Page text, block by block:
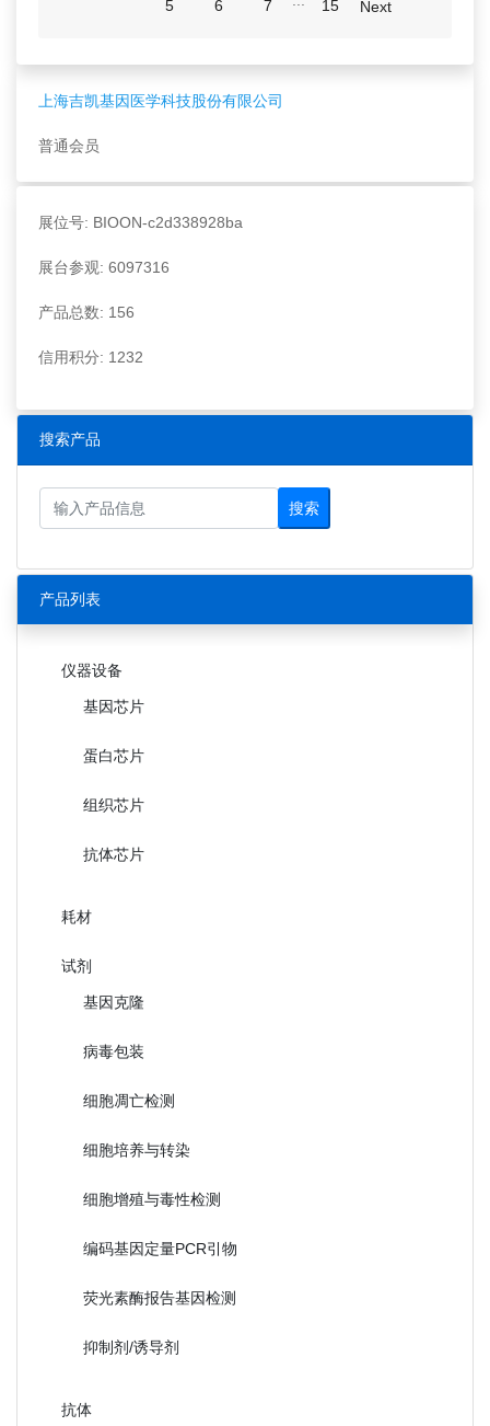
上海吉凯基因医学科技股份有限公司
普通会员
展位号: BIOON-c2d338928ba
展台参观: 6097316
产品总数: 156
信用积分: 1232
搜索产品
搜索
产品列表
仪器设备
基因芯片
蛋白芯片
组织芯片
抗体芯片
耗材
试剂
基因克隆
病毒包装
细胞凋亡检测
细胞培养与转染
细胞增殖与毒性检测
编码基因定量PCR引物
荧光素酶报告基因检测
抑制剂/诱导剂
抗体
5 6 7 15 Next